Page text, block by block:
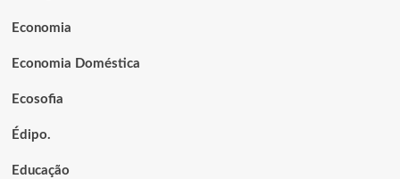
Economia
Economia Doméstica
Ecosofia
Édipo.
Educação